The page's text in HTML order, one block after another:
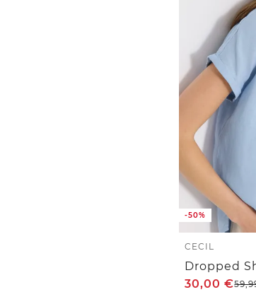
-50%
CECIL
Dropped
30,00€